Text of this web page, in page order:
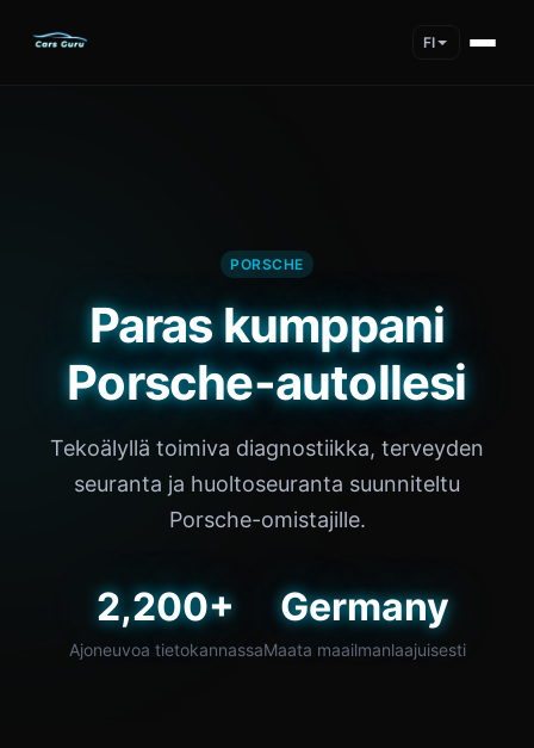
FI
PORSCHE
Paras kumppani
Porsche-autollesi
Tekoälyllä toimiva diagnostiikka, terveyden
seuranta ja huoltoseuranta suunniteltu
Porsche-omistajille.
2,200+
Ajoneuvoa tietokannassa
Germany
Maata maailmanlaajuisesti